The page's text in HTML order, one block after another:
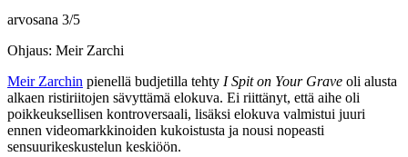
arvosana 3/5
Ohjaus: Meir Zarchi
Meir Zarchin pienellä budjetilla tehty I Spit on Your Grave oli alusta
alkaen ristiriitojen sävyttämä elokuva. Ei riittänyt, että aihe oli
poikkeuksellisen kontroversaali, lisäksi elokuva valmistui juuri
ennen videomarkkinoiden kukoistusta ja nousi nopeasti
sensuurikeskustelun keskiöön.